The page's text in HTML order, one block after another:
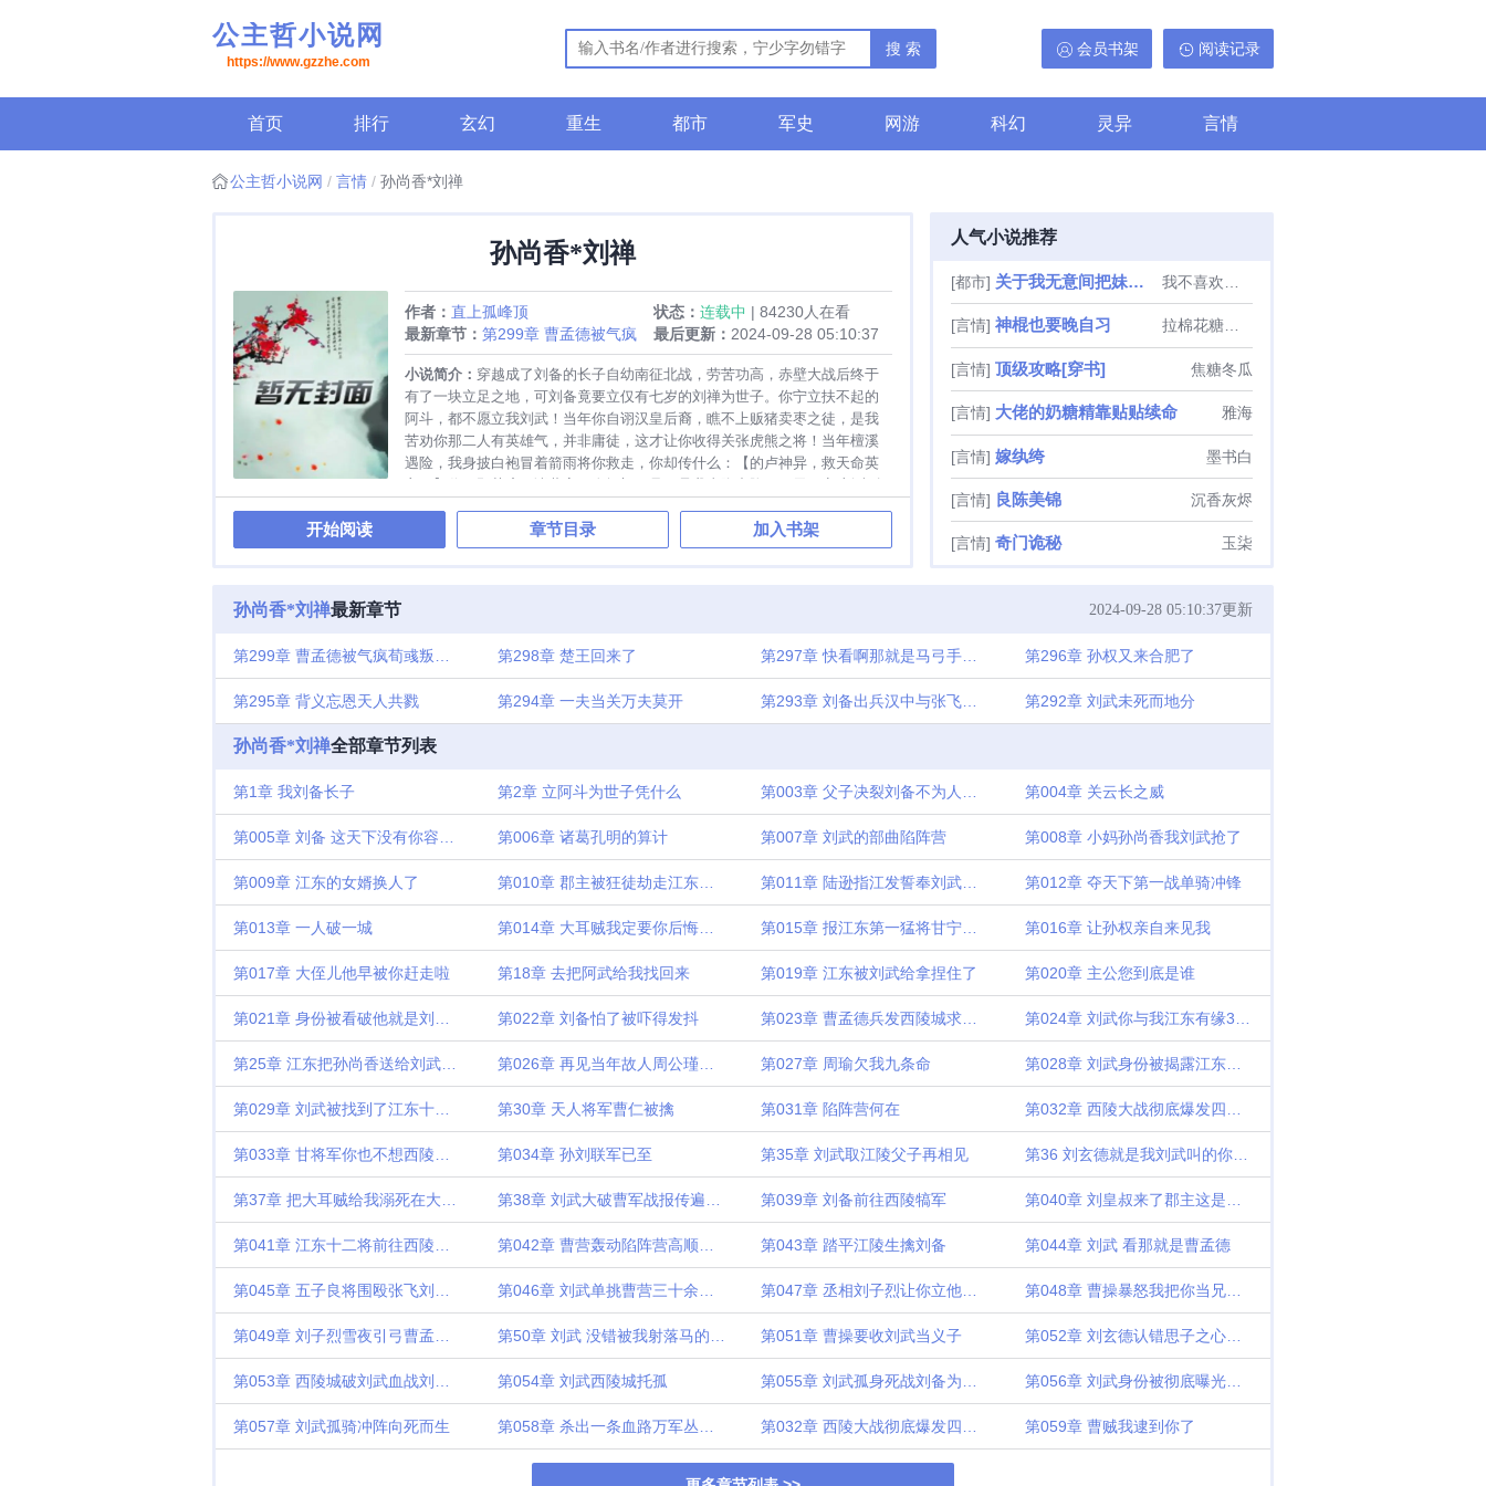
公主哲小说网
https://www.gzzhe.com
阅读记录
会员书架
搜 索
首页 排行 玄幻 重生 都市 军史 网游 科幻 灵异 言情
公主哲小说网 言情 孙尚香*刘禅
孙尚香*刘禅
作者： 直上孤峰顶 状态：连载中 | 84230人在看
最新章节： 第299章 曹孟德被气疯
荀彧叛变了
最后更新： 2024-09-28 05:10:37
小说简介： 穿越成了刘备的长子自幼南征北战，劳苦功高，赤壁大战后终于
有了一块立足之地，可刘备竟要立仅有七岁的刘禅为世子。你宁立扶不起的
阿斗，都不愿立我刘武！当年你自诩汉皇后裔，瞧不上贩猪卖枣之徒，是我
苦劝你那二人有英雄气，并非庸徒，这才让你收得关张虎熊之将！当年檀溪
遇险，我身披白袍冒着箭雨将你救走，你却传什么：【的卢神异，救天命英
尚香
开始阅读 章节目录 加入书架
人气小说推荐
[都市] 关于我无意间把妹妹养成废人这事
[言情] 神棍也要晚自习 拉棉花糖的兔子
[言情] 顶级攻略[穿书] 焦糖冬瓜
[言情] 大佬的奶糖精靠贴贴续命 雅海
[言情] 嫁纨绔 墨书白
[言情] 良陈美锦 沉香灰烬
[言情] 奇门诡秘 玉柒
孙尚香*刘禅最新章节 2024-09-28 05:10:37更新
第298章 楚王回来了 第296章 孙权又来合肥了
第295章 背义忘恩天人共戮 第294章 一夫当关万夫莫开 第292章 刘武未死而地分
孙尚香*刘禅全部章节列表
第1章 我刘备长子 第2章 立阿斗为世子凭什么 第004章 关云长之威
第006章 诸葛孔明的算计 第007章 刘武的部曲陷阵营 第008章 小妈孙尚香我刘武抢了
第009章 江东的女婿换人了 第010章 郡主被狂徒劫走江东震动 第012章 夺天下第一战单骑冲锋
第013章 一人破一城 第014章 大耳贼我定要你后悔如此待我 第016章 让孙权亲自来见我
第017章 大侄儿他早被你赶走啦 第18章 去把阿武给我找回来 第019章 江东被刘武给拿捏住了 第020章 主公您到底是谁
第022章 刘备怕了被吓得发抖
第026章 再见当年故人周公瑾为支持我的哥哥们再加更 第027章 周瑜欠我九条命 第028章 刘武身份被揭露江东要地震了
第30章 天人将军曹仁被擒 第031章 陷阵营何在
第034章 孙刘联军已至 第35章 刘武取江陵父子再相见 第36 刘玄德就是我刘武叫的你看什么看
第039章 刘备前往西陵犒军
第042章 曹营轰动陷阵营高顺那持方天画戟的到底是谁 第043章 踏平江陵生擒刘备 第044章 刘武 看那就是曹孟德
第048章 曹操暴怒我把你当兄弟你竟要做我的世子
第051章 曹操要收刘武当义子 第052章 刘玄德认错思子之心愈浓
第054章 刘武西陵城托孤 第056章 刘武身份被彻底曝光孙尚香懵了
第057章 刘武孤骑冲阵向死而生 第058章 杀出一条血路万军丛中追杀曹孟德 第059章 曹贼我逮到你了